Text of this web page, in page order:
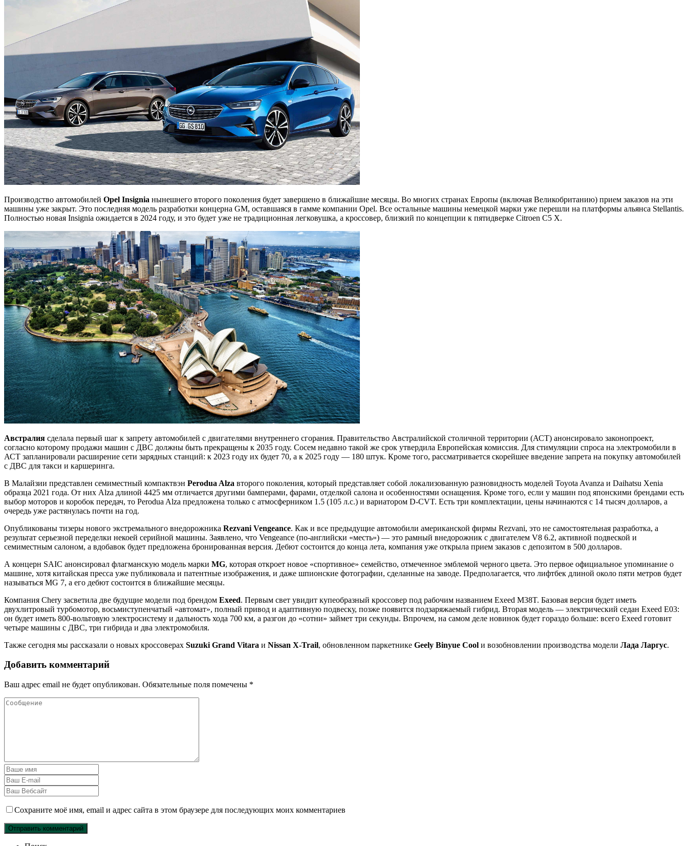
Производство автомобилей Opel Insignia нынешнего второго поколения будет завершено в ближайшие месяцы. Во многих странах Европы (включая Великобританию) прием заказов на эти
машины уже закрыт. Это последняя модель разработки концерна GM, оставшаяся в гамме компании Opel. Все остальные машины немецкой марки уже перешли на платформы альянса Stellantis.
Полностью новая Insignia ожидается в 2024 году, и это будет уже не традиционная легковушка, а кроссовер, близкий по концепции к пятидверке Citroen C5 X.
Австралия сделала первый шаг к запрету автомобилей с двигателями внутреннего сгорания. Правительство Австралийской столичной территории (АСТ) анонсировало законопроект,
согласно которому продажи машин с ДВС должны быть прекращены к 2035 году. Сосем недавно такой же срок утвердила Европейская комиссия. Для стимуляции спроса на электромобили в
АСТ запланировали расширение сети зарядных станций: к 2023 году их будет 70, а к 2025 году — 180 штук. Кроме того, рассматривается скорейшее введение запрета на покупку автомобилей
с ДВС для такси и каршеринга.
В Малайзии представлен семиместный компактвэн Perodua Alza второго поколения, который представляет собой локализованную разновидность моделей Toyota Avanza и Daihatsu Xenia
образца 2021 года. От них Alza длиной 4425 мм отличается другими бамперами, фарами, отделкой салона и особенностями оснащения. Кроме того, если у машин под японскими брендами есть
выбор моторов и коробок передач, то Perodua Alza предложена только с атмосферником 1.5 (105 л.с.) и вариатором D-CVT. Есть три комплектации, цены начинаются с 14 тысяч долларов, а
очередь уже растянулась почти на год.
Опубликованы тизеры нового экстремального внедорожника Rezvani Vengeance. Как и все предыдущие автомобили американской фирмы Rezvani, это не самостоятельная разработка, а
результат серьезной переделки некоей серийной машины. Заявлено, что Vengeance (по-английски «месть») — это рамный внедорожник с двигателем V8 6.2, активной подвеской и
семиместным салоном, а вдобавок будет предложена бронированная версия. Дебют состоится до конца лета, компания уже открыла прием заказов с депозитом в 500 долларов.
А концерн SAIC анонсировал флагманскую модель марки MG, которая откроет новое «спортивное» семейство, отмеченное эмблемой черного цвета. Это первое официальное упоминание о
машине, хотя китайская пресса уже публиковала и патентные изображения, и даже шпионские фотографии, сделанные на заводе. Предполагается, что лифтбек длиной около пяти метров будет
называться MG 7, а его дебют состоится в ближайшие месяцы.
Компания Chery засветила две будущие модели под брендом Exeed. Первым свет увидит купеобразный кроссовер под рабочим названием Exeed M38T. Базовая версия будет иметь
двухлитровый турбомотор, восьмиступенчатый «автомат», полный привод и адаптивную подвеску, позже появится подзаряжаемый гибрид. Вторая модель — электрический седан Exeed E03:
он будет иметь 800-вольтовую электросистему и дальность хода 700 км, а разгон до «сотни» займет три секунды. Впрочем, на самом деле новинок будет гораздо больше: всего Exeed готовит
четыре машины с ДВС, три гибрида и два электромобиля.
Также сегодня мы рассказали о новых кроссоверах Suzuki Grand Vitara и Nissan X-Trail, обновленном паркетнике Geely Binyue Cool и возобновлении производства модели Лада Ларгус.
Добавить комментарий
Ваш адрес email не будет опубликован. Обязательные поля помечены *
Сохраните моё имя, email и адрес сайта в этом браузере для последующих моих комментариев